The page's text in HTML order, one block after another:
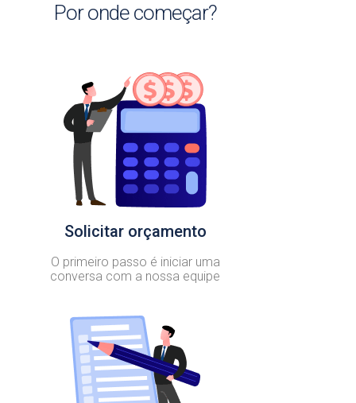
Por onde começar?
Solicitar orçamento
O primeiro passo é iniciar uma
conversa com a nossa equipe